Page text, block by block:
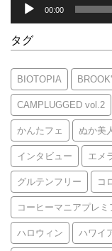
00:00
タグ
BIOTOPIA
CAMPLUGGED vol.2
かんたフェ ぬか美
インタビュー エメ
グルテンフリー コ
コーヒーマニアプレミ
ハロウィン ハワイ